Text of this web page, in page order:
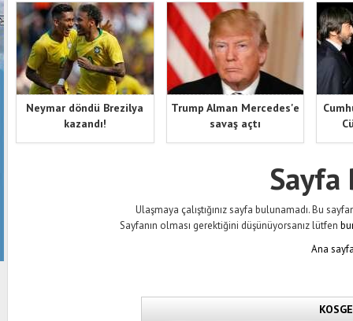
Neymar döndü Brezilya
kazandı!
Trump Alman Mercedes'e
savaş açtı
Sayfa
Ulaşmaya çalıştığınız sayfa bulunamadı. Bu
Sayfanın olması gerektiğini düşünüyorsanız lütfen
Ana